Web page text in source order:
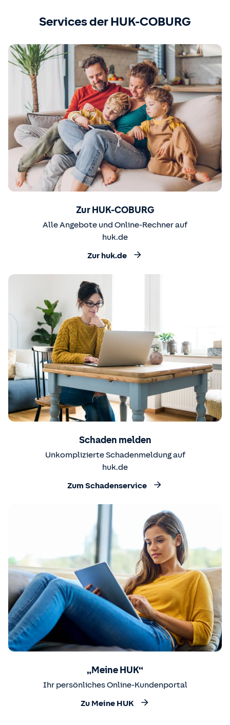
Services der HUK-COBURG
Zur HUK-COBURG
Alle Angebote und Online-Rechner auf
huk.de
Zur huk.de
Schaden melden
Unkomplizierte Schadenmeldung auf
huk.de
Zum Schadenservice
„Meine HUK“
Ihr persönliches Online-Kundenportal
Zu Meine HUK